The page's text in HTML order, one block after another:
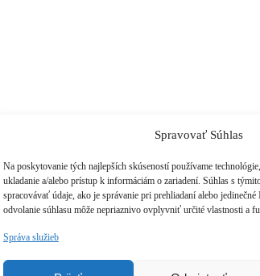
Spravovať Súhlas
Na poskytovanie tých najlepších skúseností používame
ukladanie a/alebo prístup k informáciám o zariadení. Súhlas s
spracovávať údaje, ako je správanie pri prehliadaní alebo
odvolanie súhlasu môže nepriaznivo ovplyvniť určité vlastnosti a
Správa služieb